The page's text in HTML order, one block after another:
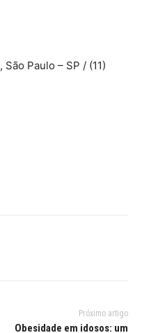
Paulo – SP / (11)
Próximo artigo
Obesidade em idosos: um